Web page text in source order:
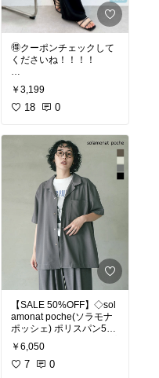
🉐クーポンチェックして
くださいね！！！！
【SALE／19%OFF】Gee
RA 上品見えダブルタッ
クワイドイージーパンツ
ネイビー グレー ブラウン
￥3,199
18 0
【SALE 50%OFF】◇sol
amonat poche(ソラモナ
ポッシェ) ポリスパン5分
袖オープンシャツ トップ
ス オープンカラー 開襟
[poche-ps-kks] セール
￥6,050
7 0